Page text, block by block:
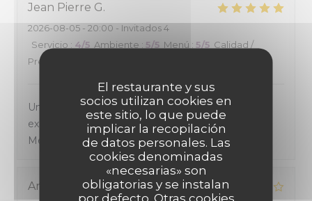
El restaurante y sus
socios utilizan cookies en
este sitio, lo que puede
implicar la recopilación
de datos personales. Las
cookies denominadas
«necesarias» son
obligatorias y se instalan
por defecto. Otras cookies
Jean Pierre G
2026-08-05 - 20:00 - Invitados 4
Servicio : 4/5 Ambiente : 5/5 Menú : 5/5 Calidad /
Precio
Un accueil et un cadre chaleureux. Une cuisine
excellente avec un excellent rapport qualité -prix.
Mérite d'étre connu.
Andre